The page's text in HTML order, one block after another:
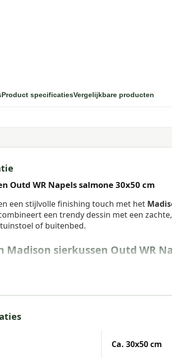
Product specificatiesVergelijkbare producten
Outd WR Napels salmone 30x50 cm
een stijlvolle finishing touch met het
een trendy dessin met een
of buitenbed.
Madison sierkussen Outd WR
Ca. 30x50 cm